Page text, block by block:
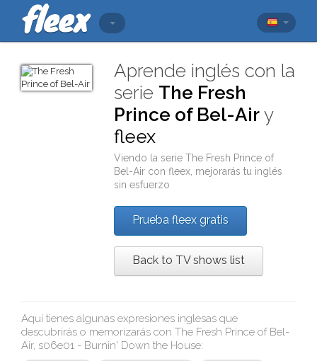
Aprende inglés con la
serie The Fresh
Prince of Bel-Air y
fleex
Viendo la serieThe Fresh Prince of
Bel-Air confleex , mejorarás tu inglés
sin esfuerzo
Prueba fleex gratis
Back to TV shows list
Aquí tienes algunas expresiones inglesas que
descubrirás o memorizarás con The Fresh Prince of Bel-
Air, s06e01 - Burnin' Down the House: